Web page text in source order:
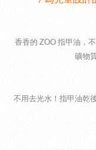
香香的 ZOO 指甲油，
礦物
不用去光水！指甲油乾